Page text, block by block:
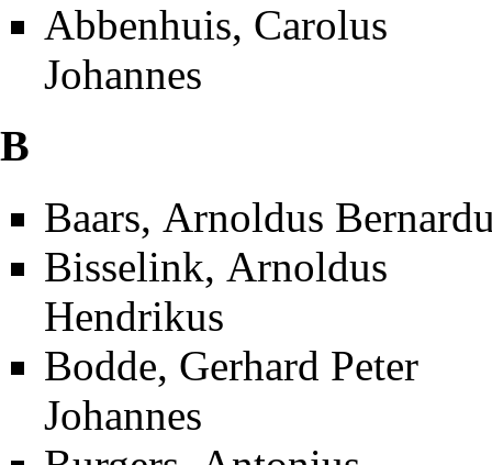
Abbenhuis, Carolus
Johannes
B
Baars, Arnoldus
Bisselink, Arnoldus
Hendrikus
Bodde, Gerhard Peter
Johannes